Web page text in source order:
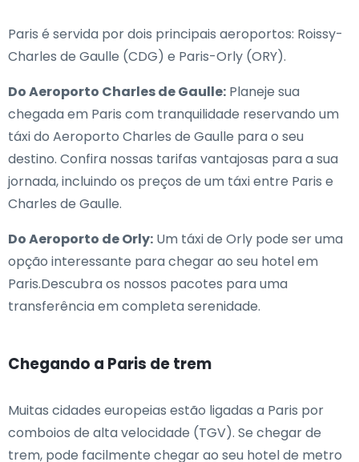
Paris é servida por dois principais aeroportos: Roissy-
Charles de Gaulle (CDG) e Paris-Orly (ORY).
Do Aeroporto Charles de Gaulle: Planeje sua
chegada em Paris com tranquilidade reservando um
táxi do Aeroporto Charles de Gaulle para o seu
destino. Confira nossas tarifas vantajosas para a sua
jornada, incluindo os preços de um táxi entre Paris e
Charles de Gaulle.
Do Aeroporto de Orly: Um táxi de Orly pode ser uma
opção interessante para chegar ao seu hotel em
Paris.Descubra os nossos pacotes para uma
transferência em completa serenidade.
Chegando a Paris de trem
Muitas cidades europeias estão ligadas a Paris por
comboios de alta velocidade (TGV). Se chegar de
trem, pode facilmente chegar ao seu hotel de metro